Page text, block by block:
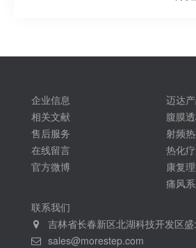
企业信息
相关文献
售后服务
在线留言
官方微博
迈达
腹膜
射频
热化
康复
痛风
联系我们
吉林省长春新区北湖科技开发区
sales@morestep.com